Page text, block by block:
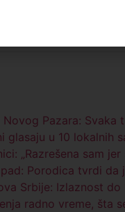
Pazara:
glasaju u 10
„Razrešena sam
Porodica tvrdi
Srbije: Izlaznost do
radno vreme, šta